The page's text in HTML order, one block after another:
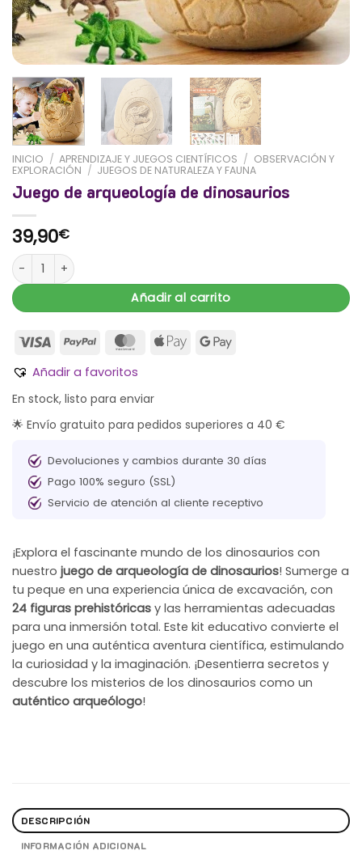
INICIO / APRENDIZAJE Y JUEGOS CIENTÍFICOS / OBSERVACIÓN Y
EXPLORACIÓN / JUEGOS DE NATURALEZA Y FAUNA
Juego de arqueología de dinosaurios
39,90€
Juego de arqueología de dinosaurios cantidad
Añadir al carrito
Añadir a favoritos
En stock, listo para enviar
🌟 Envío gratuito para pedidos superiores a 40 €
Devoluciones y cambios durante 30 días
Pago 100% seguro (SSL)
Servicio de atención al cliente receptivo
¡Explora el fascinante mundo de los dinosaurios con
nuestro juego de arqueología de dinosaurios! Sumerge a
tu peque en una experiencia única de excavación, con
24 figuras prehistóricas y las herramientas adecuadas
para una inmersión total. Este kit educativo convierte el
juego en una auténtica aventura científica, estimulando
la curiosidad y la imaginación. ¡Desentierra secretos y
descubre los misterios de los dinosaurios como un
auténtico arqueólogo!
DESCRIPCIÓN
INFORMACIÓN ADICIONAL